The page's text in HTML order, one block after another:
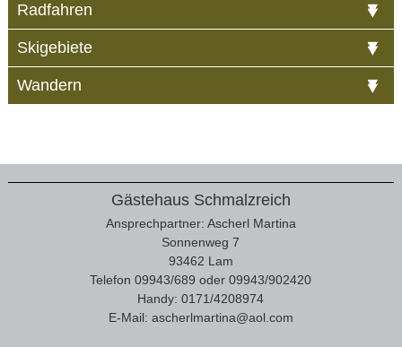
Radfahren
Skigebiete
Wandern
Gästehaus Schmalzreich
Ansprechpartner: Ascherl Martina
Sonnenweg 7
93462 Lam
Telefon 09943/689 oder 09943/902420
Handy: 0171/4208974
E-Mail: ascherlmartina@aol.com